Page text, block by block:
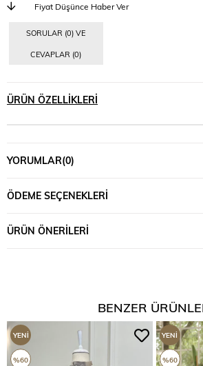
Fiyat Düşünce Haber Ver
SORULAR (0) VE
CEVAPLAR (0)
ÜRÜN ÖZELLIKLERI
YORUMLAR(0)
ÖDEME SEÇENEKLERI
ÜRÜN ÖNERILERI
BENZER
YENI
ÜRÜN
%60
YENI
ÜRÜN
%60